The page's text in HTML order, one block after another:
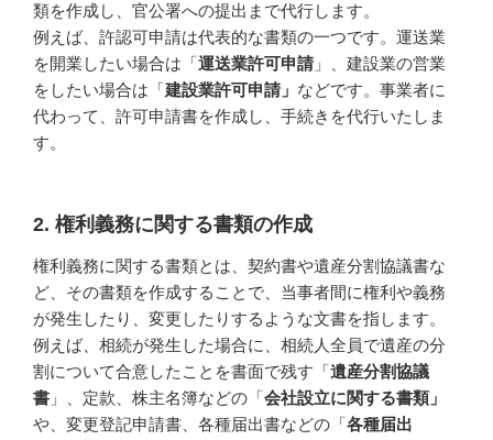
類を作成し、官公署への提出まで代行します。
例えば、許認可申請は代表的な書類の一つです。運送業
を開業したい場合は「運送業許可申請 」、建設業の営業
をしたい場合は「建設業許可申請」 などです。事業者に
代わって、許可申請書を作成し、手続きを代行いたしま
す。
2. 権利義務に関する書類の作成
権利義務に関する書類とは、契約書や遺産分割協議書な
ど、その書類を作成することで、当事者間に権利や義務
が発生したり、変更したりするような文書を指します。
例えば、相続が発生した場合に、相続人全員で遺産の分
割について合意したことを書面で残す「遺産分割協議
書 」、定款、株主名簿などの「会社設立に関する書類」
や、変更登記申請書、各種届出書などの「各種届出